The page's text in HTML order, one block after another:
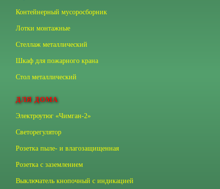
Контейнерный мусоросборник
Лотки монтажные
Стеллаж металлический
Шкаф для пожарного крана
Стол металлический
ДЛЯ ДОМА
Электроутюг «Чимган-2»
Светорегулятор
Розетка пыле- и влагозащищенная
Розетка с заземлением
Выключатель кнопочный с индикацией